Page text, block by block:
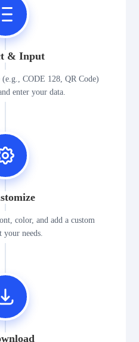
& Input
(e.g., CODE 128, QR Code)
enter your data.
color, and add a custom
needs.